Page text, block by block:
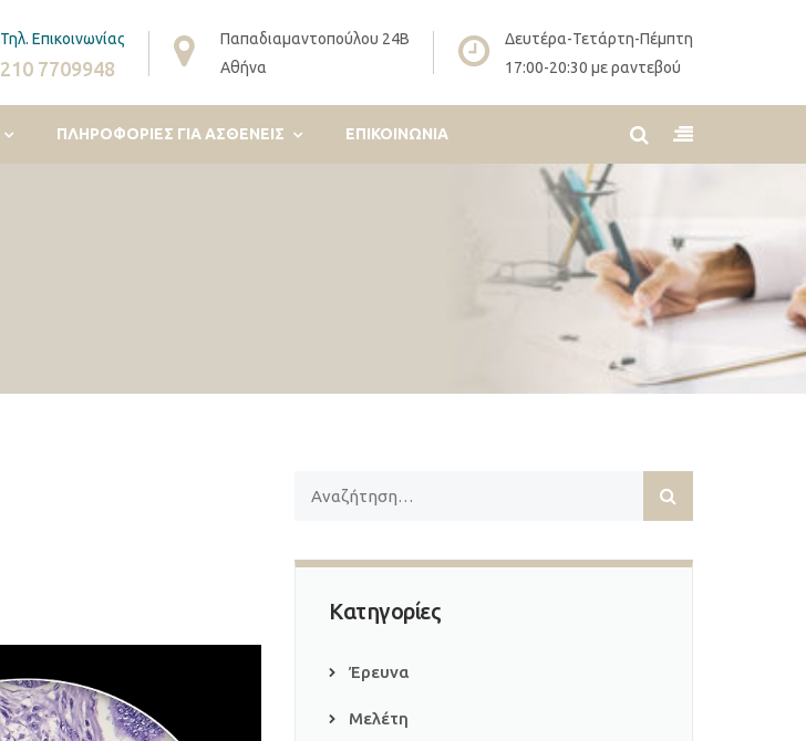
Τηλ. Επικοινωνίας
210 7709948
Παπαδιαμαντοπούλου 24Β
Αθήνα
Δευτέρα-Τετάρτη-Πέμπτη
17:00-20:30 με ραντεβού
ΠΛΗΡΟΦΟΡΊΕΣ ΓΙΑ ΑΣΘΕΝΕΊΣ ΕΠΙΚΟΙΝΩΝΊΑ
Κατηγορίες
Έρευνα
Μελέτη